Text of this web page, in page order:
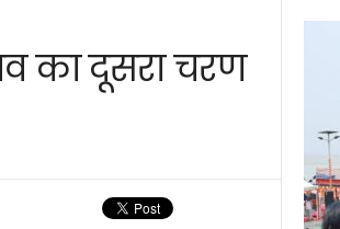
का दूसरा चरण